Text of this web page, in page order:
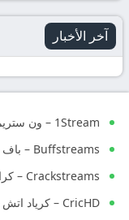
آخر الأخبار
1Stream – ون ستريم
Buffstreams – باف ستريمز
Crackstreams – كراك ستريمز
CricHD – كرياد اتش دي